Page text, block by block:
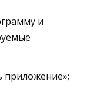
и
приложение»;